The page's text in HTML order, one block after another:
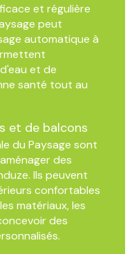
et régulière
peut
automatique à
et de
santé tout au
et de balcons
du Paysage sont
des
Ils peuvent
confortables
matériaux, les
des